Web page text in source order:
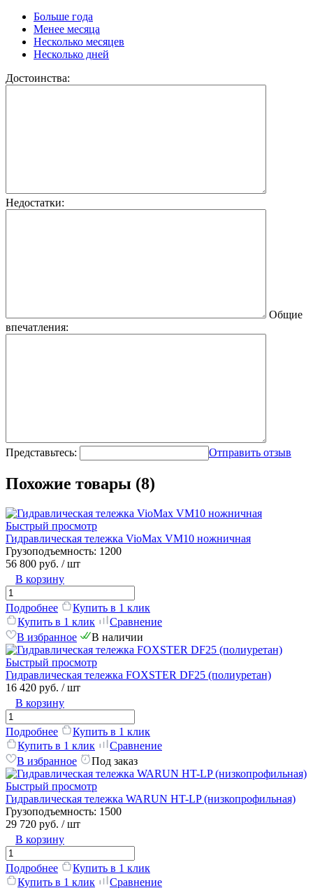
Больше года
Менее месяца
Несколько месяцев
Несколько дней
Достоинства:
Недостатки:
Общие
впечатления:
Представьтесь: Отправить отзыв
Похожие товары (8)
Быстрый просмотр
Гидравлическая тележка VioMax VM10 ножничная
Грузоподъемность: 1200
56 800 руб. / шт
В корзину
Подробнее
Купить в 1 клик
Купить в 1 клик
Сравнение
В избранное
В наличии
Быстрый просмотр
Гидравлическая тележка FOXSTER DF25 (полиуретан)
16 420 руб. / шт
В корзину
Подробнее
Купить в 1 клик
Купить в 1 клик
Сравнение
В избранное
Под заказ
Быстрый просмотр
Гидравлическая тележка WARUN HT-LP (низкопрофильная)
Грузоподъемность: 1500
29 720 руб. / шт
В корзину
Подробнее
Купить в 1 клик
Купить в 1 клик
Сравнение